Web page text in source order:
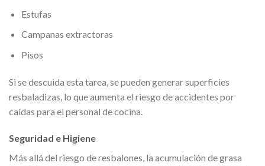
Estufas
Campanas extractoras
Pisos
Si se descuida esta tarea, se pueden generar superficies
resbaladizas, lo que aumenta el riesgo de accidentes por
caídas para el personal de cocina.
Seguridad e Higiene
Más allá del riesgo de resbalones, la acumulación de grasa